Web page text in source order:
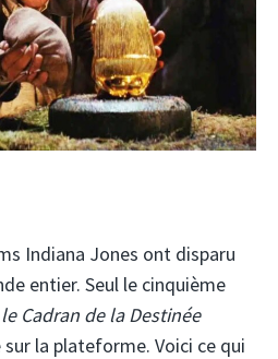
Indiana Jones ont disparu
entier. Seul le cinquième
Cadran de la Destinée
la plateforme. Voici ce qui